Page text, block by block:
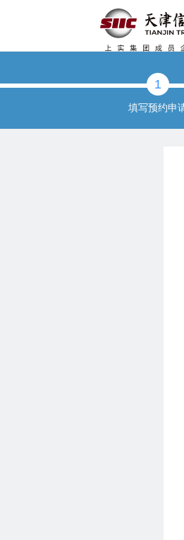
1
填写预约申